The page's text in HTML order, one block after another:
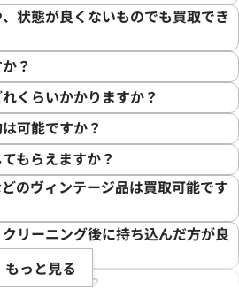
状態が良くないものでも買取でき
？
くらいかかりますか？
可能ですか？
もらえますか？
のヴィンテージ品は買取可能です
リーニング後に持ち込んだ方が良
まりますか？
もっと見る